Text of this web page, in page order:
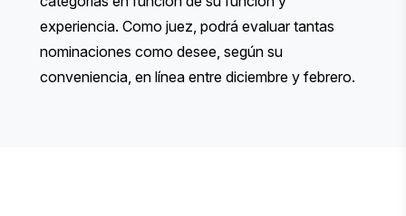
experiencia. Como juez, podrá evaluar tantas
nominaciones como desee, según su
conveniencia, en línea entre diciembre y febrero.